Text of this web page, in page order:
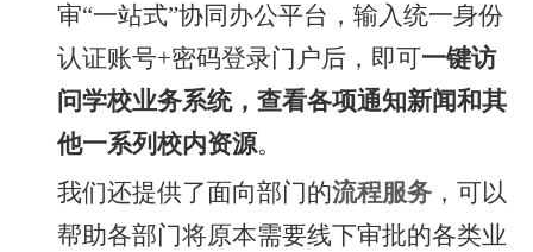
审“一站式”协同办公平台，输入统一身份
认证账号+密码登录门户后，即可一键访
问学校业务系统，查看各项通知新闻和其
他一系列校内资源。
我们还提供了面向部门的流程服务，可以
帮助各部门将原本需要线下审批的各类业